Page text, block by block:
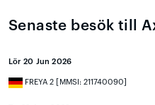
Senaste besök till
Lör 20 Jun 2026
FREYA 2 [MMSI: 211740090]